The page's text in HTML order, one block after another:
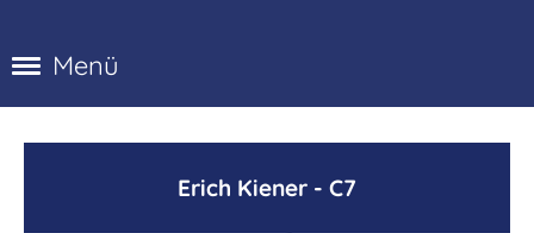
Menü
Erich Kiener - C7